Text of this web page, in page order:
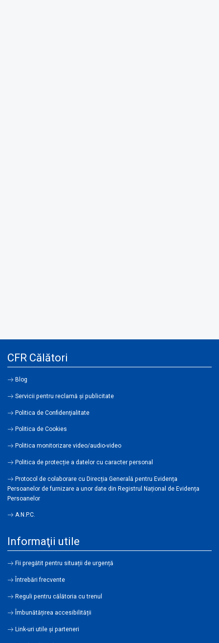
CFR Călători
Blog
Servicii pentru reclamă și publicitate
Politica de Confidenţialitate
Politica de Cookies
Politica monitorizare video/audio-video
Politica de protecție a datelor cu caracter personal
Protocol de colaborare cu Direcția Generală pentru Evidența
Persoanelor de furnizare a unor date din Registrul Național de Evidența
Persoanelor
A.N.P.C.
Informaţii utile
Fii pregătit pentru situații de urgență
Întrebări frecvente
Reguli pentru călătoria cu trenul
Îmbunătățirea accesibilității
Link-uri utile şi parteneri